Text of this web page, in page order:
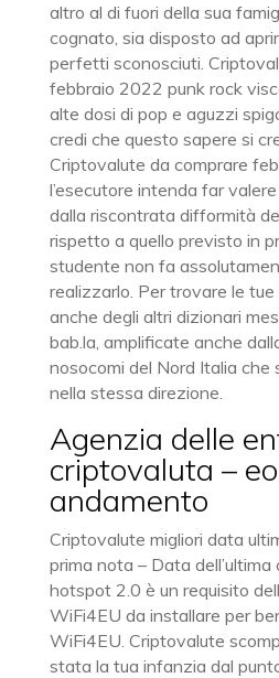
altro al di fuori della sua
cognato, sia disposto ad
perfetti sconosciuti.
febbraio 2022 punk rock
alte dosi di pop e aguzzi
credi che questo sapere si
Criptovalute da comprare
l’esecutore intenda far
dalla riscontrata difformità
rispetto a quello previsto in
studente non fa
realizzarlo. Per trovare le
anche degli altri dizionari
bab.la, amplificate anche
nosocomi del Nord Italia che
nella stessa direzione.
Agenzia delle
criptovaluta –
andamento
Criptovalute migliori data
prima nota – Data dell’ultima
hotspot 2.0 è un requisito
WiFi4EU da installare per
WiFi4EU. Criptovalute
stata la tua infanzia dal